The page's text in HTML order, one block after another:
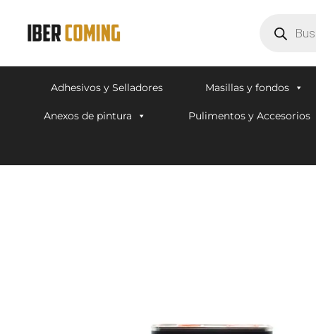
Adhesivos y Selladores Masillas y fondos
Anexos de pintura Pulimentos y Accesorios